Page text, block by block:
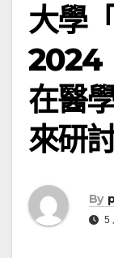
大學
2024
在醫
來研討
By
5